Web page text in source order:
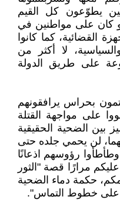
يطوّعون كل القيم
كان على مواطنين في
القضائية، كما كانوا
لا أكثر من
على طريق الدولة
بحراس يرافقونهم
على مواجهة القتلة
بين الضحية الحقيقية
لن يحمي جلده حتى
وطأطأوا رؤوسهم اذعانًا
مرارًا قصة "الثور
حكمة دماء الضحية
على خطوط التماس".